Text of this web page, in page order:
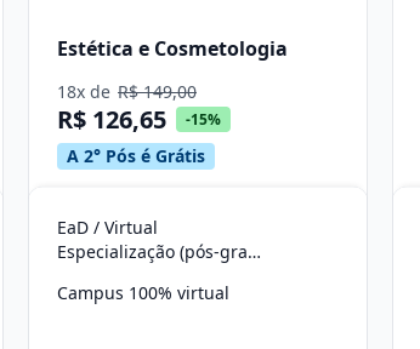
Estética e Cosmetologia
18x de R$ 149,00
R$ 126,65 -15%
A 2° Pós é Grátis
EaD / Virtual
Especialização (pós-graduação)
Campus 100% virtual